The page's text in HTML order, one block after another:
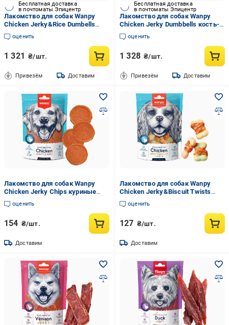
Бесплатная доставка
в почтоматы Эпицентр
Лакомство для собак Wanpy
Chicken Jerky&Rice Dumbells
кость-гантель с курицей и
рисом (CD-04H-R-Банка)
оценить
1 321 ₴/шт.
Привезём Доставим
Бесплатная доставка
в почтоматы Эпицентр
Лакомство для собак Wanpy
Chicken Jerky Dumbbells кость-
гантель с вяленой курицей 1 кг
(CD-04H-Банка)
оценить
1 328 ₴/шт.
Привезём Доставим
Лакомство для собак Wanpy
Chicken Jerky Chips куриные
чипсы вяленые (CB-02H)
оценить
154 ₴/шт.
Доставим
Лакомство для собак Wanpy
Chicken Jerky&Biscuit Twists
бисквит с вяленой курицей (BA-
04H)
оценить
127 ₴/шт.
Доставим